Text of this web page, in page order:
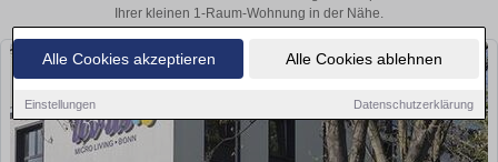
Alle Cookies akzeptieren Alle Cookies ablehnen
Einstellungen Datenschutzerklärung
Ihrer kleinen 1-Raum-Wohnung in der Nähe.